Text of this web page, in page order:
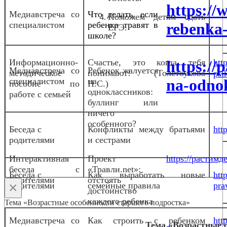
Медиавстреча со
специалистом
Что делать, если
ребенка травят в
школе?
https://
Медиавстреча со
специалистом
Ребенок жалуется
на
одноклассников:
буллинг или
ничего
особенного?
https://
na-
Интерактивная
беседа с
родителями
Проект
«Травли.net»:
отстоять
достоинство
каждого ребенка
https://
Поможем детям сдать
ЕГЭ.
Информационно-
методическое
пособие по
работе с семьей
Счастье, это когда тебя
понимают! (Толстоухова
Н.С.)
Беседа с
родителями
Конфликты между братьями
и сестрами
Беседа с
родителями
Как выработать новые
семейные правила
Медиавстреча со
Как строить с ребенком
×
Тема «Возрастные особенности старшего подростка»
Тема «Возрастные